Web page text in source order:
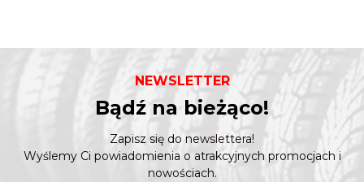
NEWSLETTER
Bądź na bieżąco!
Zapisz się do newslettera!
Wyślemy Ci powiadomienia o atrakcyjnych promocjach i
nowościach.